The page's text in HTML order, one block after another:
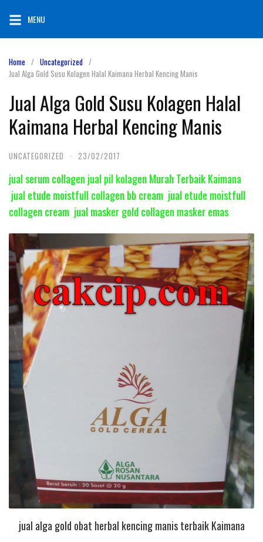
content
MENU
Home
Uncategorized
Jual Alga Gold Susu Kolagen Halal Kaimana Herbal Kencing Manis
Jual Alga Gold Susu Kolagen Halal
Kaimana Herbal Kencing Manis
UNCATEGORIZED · 23/02/2017
jual serum collagen jual pil kolagen Murah Terbaik Kaimana
jual etude moistfull collagen bb cream jual etude moistfull
collagen cream jual masker gold collagen masker emas
jual alga gold obat herbal kencing manis terbaik Kaimana